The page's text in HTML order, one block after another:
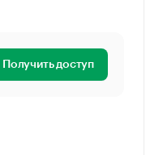
Получить доступ